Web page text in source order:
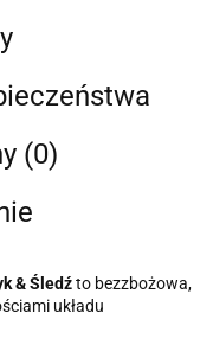
(0)
& Śledźto bezzbożowa,
układu